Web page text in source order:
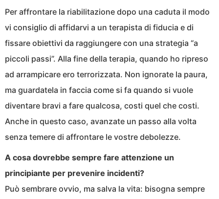
Per affrontare la riabilitazione dopo una caduta il modo
vi consiglio di affidarvi a un terapista di fiducia e di
fissare obiettivi da raggiungere con una strategia “a
piccoli passi”. Alla fine della terapia, quando ho ripreso
ad arrampicare ero terrorizzata. Non ignorate la paura,
ma guardatela in faccia come si fa quando si vuole
diventare bravi a fare qualcosa, costi quel che costi.
Anche in questo caso, avanzate un passo alla volta
senza temere di affrontare le vostre debolezze.
A cosa dovrebbe sempre fare attenzione un
principiante per prevenire incidenti?
Può sembrare ovvio, ma salva la vita: bisogna sempre